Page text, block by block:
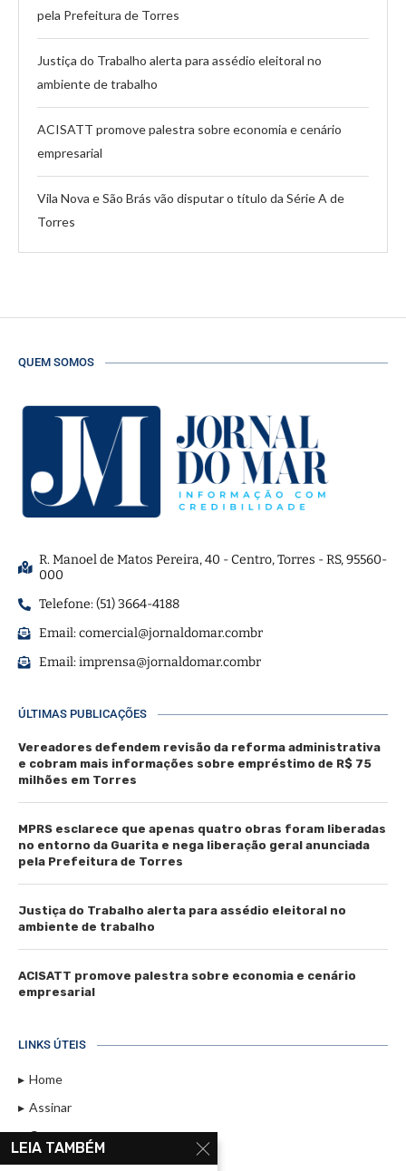
pela Prefeitura de Torres
Justiça do Trabalho alerta para assédio eleitoral no
ambiente de trabalho
ACISATT promove palestra sobre economia e cenário
empresarial
Vila Nova e São Brás vão disputar o título da Série A de
Torres
QUEM SOMOS
R. Manoel de Matos Pereira, 40 - Centro, Torres - RS, 95560-
000
Telefone: (51) 3664-4188
Email:comercial@jornaldomar.combr
Email:imprensa@jornaldomar.combr
ÚLTIMAS PUBLICAÇÕES
Vereadores defendem revisão da reforma administrativa
e cobram mais informações sobre empréstimo de R$ 75
milhões em Torres
MPRS esclarece que apenas quatro obras foram liberadas
no entorno da Guarita e nega liberação geral anunciada
pela Prefeitura de Torres
Justiça do Trabalho alerta para assédio eleitoral no
ambiente de trabalho
ACISATT promove palestra sobre economia e cenário
empresarial
LINKS ÚTEIS
Home
Assinar
Contato
Política de Privacidade
LEIA TAMBÉM